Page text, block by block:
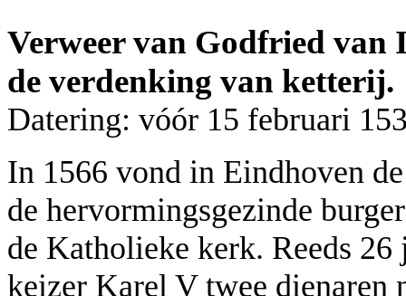
Verweer van Godfried van
de verdenking van ketterij.
Datering: vóór 15 februari
In 1566 vond in Eindhoven
de hervormingsgezinde
de Katholieke kerk. Reeds
keizer Karel V twee dienaren